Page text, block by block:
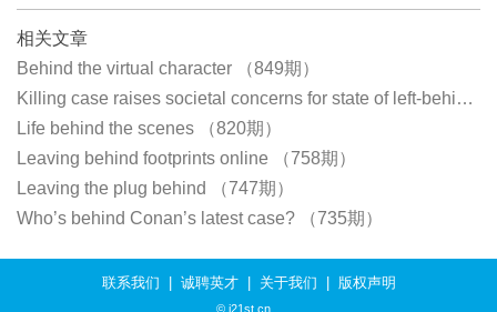
相关文章
Behind the virtual character （849期）
Killing case raises societal concerns for state of left-behind children （845期）
Life behind the scenes （820期）
Leaving behind footprints online （758期）
Leaving the plug behind （747期）
Who’s behind Conan’s latest case? （735期）
联系我们 诚聘英才| 关于我们 版权声明
© i21st.cn